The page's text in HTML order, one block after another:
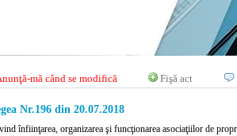
mă când se modifică Fişă act
Nr.196 din 20.07.2018
înfiinţarea, organizarea şi funcţionarea asociaţiilor de